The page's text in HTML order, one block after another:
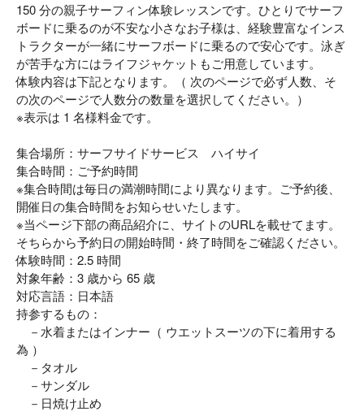
150 分の親子サーフィン体験レッスンです。ひとりでサーフ
ボードに乗るのが不安な小さなお子様は、経験豊富なインス
トラクターが一緒にサーフボードに乗るので安心です。泳ぎ
が苦手な方にはライフジャケットもご用意しています。
体験内容は下記となります。（ 次のページで必ず人数、そ
の次のページで人数分の数量を選択してください。）
※表示は 1 名様料金です。
集合場所：サーフサイドサービス ハイサイ
集合時間：ご予約時間
※集合時間は毎日の満潮時間により異なります。ご予約後、
開催日の集合時間をお知らせいたします。
※当ページ下部の商品紹介に、サイトのURLを載せてます。
そちらから予約日の開始時間・終了時間をご確認ください。
体験時間：2.5 時間
対象年齢：3 歳から 65 歳
対応言語：日本語
持参するもの：
－水着またはインナー（ ウエットスーツの下に着用する
為 ）
－タオル
－サンダル
－日焼け止め